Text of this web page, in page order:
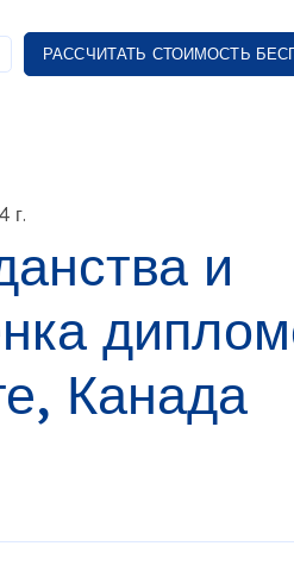
РАССЧИТАТЬ СТОИМОСТЬ
г.
и
Канада